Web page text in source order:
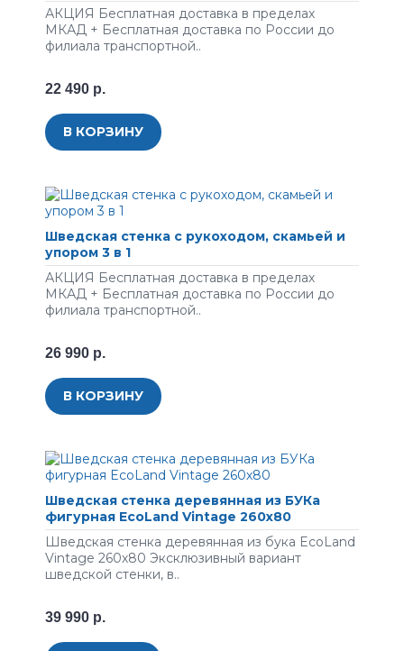
АКЦИЯ Бесплатная доставка в пределах
МКАД + Бесплатная доставка по России до
филиала транспортной..
22 490 р.
В КОРЗИНУ
Шведская стенка с рукоходом, скамьей и
упором 3 в 1
АКЦИЯ Бесплатная доставка в пределах
МКАД + Бесплатная доставка по России до
филиала транспортной..
26 990 р.
В КОРЗИНУ
Шведская стенка деревянная из БУКа
фигурная EcoLand Vintage 260х80
Шведская стенка деревянная из бука EcoLand
Vintage 260х80 Эксклюзивный вариант
шведской стенки, в..
39 990 р.